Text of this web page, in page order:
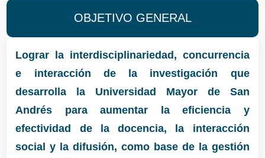
OBJETIVO GENERAL
Lograr la interdisciplinariedad, concurrencia
e interacción de la investigación que
desarrolla la Universidad Mayor de San
Andrés para aumentar la eficiencia y
efectividad de la docencia, la interacción
social y la difusión, como base de la gestión